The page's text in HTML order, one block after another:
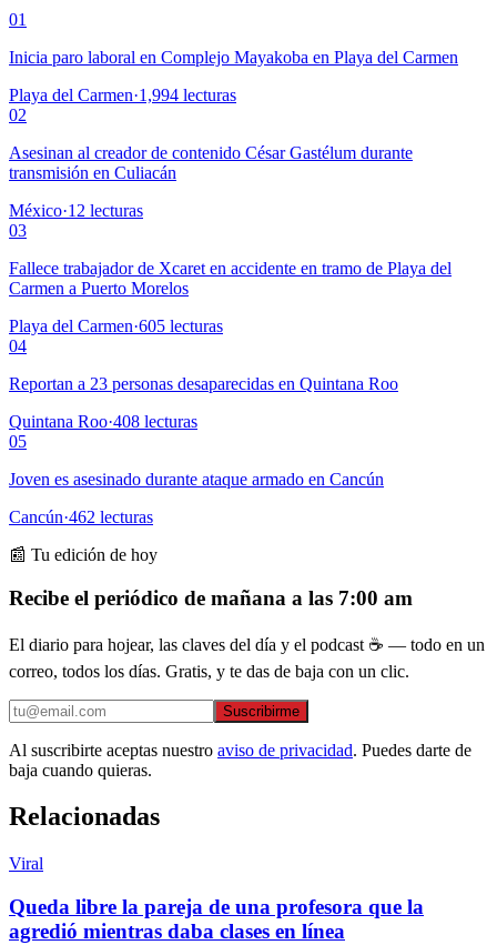
01
Inicia paro laboral en Complejo Mayakoba en Playa del Carmen
Playa del Carmen·1,994 lecturas
02
Asesinan al creador de contenido César Gastélum durante
transmisión en Culiacán
México·12 lecturas
03
Fallece trabajador de Xcaret en accidente en tramo de Playa del
Carmen a Puerto Morelos
Playa del Carmen·605 lecturas
04
Reportan a 23 personas desaparecidas en Quintana Roo
Quintana Roo·408 lecturas
05
Joven es asesinado durante ataque armado en Cancún
Cancún·462 lecturas
📰 Tu edición de hoy
Recibe el periódico de mañana a las 7:00 am
El diario para hojear, las claves del día y el podcast ☕ — todo en un
correo, todos los días. Gratis, y te das de baja con un clic.
Suscribirme
Al suscribirte aceptas nuestro aviso de privacidad. Puedes darte de
baja cuando quieras.
Relacionadas
Viral
Queda libre la pareja de una profesora que la
agredió mientras daba clases en línea